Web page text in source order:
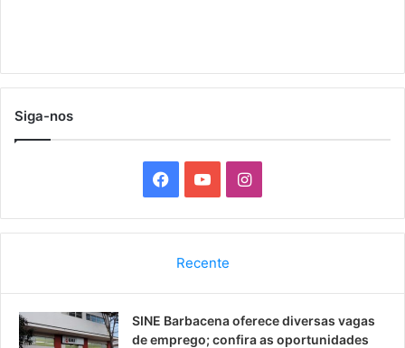
Siga-nos
a
b
o
u
I
n
a
Recente
SINE Barbacena oferece diversas vagas
de emprego; confira as oportunidades